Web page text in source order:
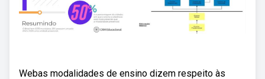
Webas modalidades de ensino dizem respeito às